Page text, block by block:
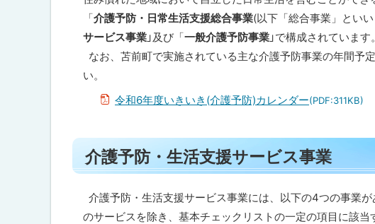
「介護予防・日常生活支援総合事業(以下「総合事業」とい
サービス事業 」及び「一般介護予防事業 」で構成されています。
なお、苫前町で実施されている主な介護予防事業の年間予
い。
令和6年度いきいき(介護予防)カレンダー(PDF:311KB)
ト
ッ
プ
に
戻
介護予防・生活支援サービス事業
介護予防・生活支援サービス事業には、以下の4つの事業
のサービスを除き、基本チェックリストの一定の項目に該当